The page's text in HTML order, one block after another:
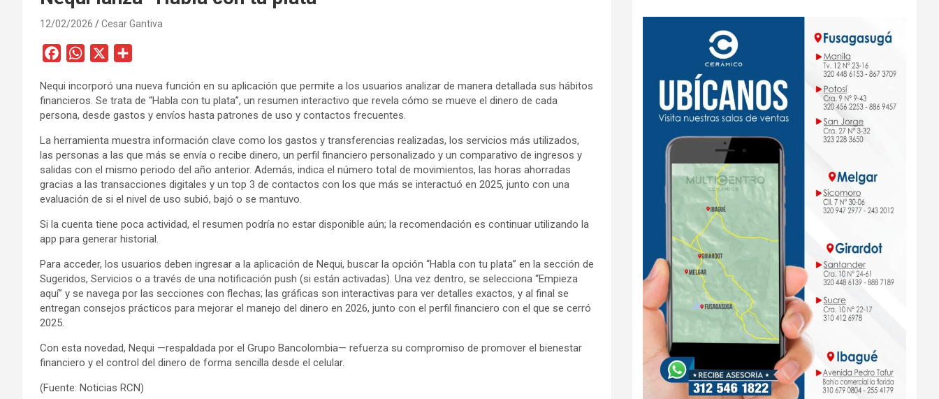
12/02/2026 Cesar Gantiva
c
e
o
o
k
W
a
t
A
p
p
m
p
r
t
i
r
Nequi incorporó una nueva función en su aplicación que permite a los usuarios analizar de manera detallada sus hábitos
financieros. Se trata de “Habla con tu plata”, un resumen interactivo que revela cómo se mueve el dinero de cada
persona, desde gastos y envíos hasta patrones de uso y contactos frecuentes.
La herramienta muestra información clave como los gastos y transferencias realizadas, los servicios más utilizados,
las personas a las que más se envía o recibe dinero, un perfil financiero personalizado y un comparativo de ingresos y
salidas con el mismo periodo del año anterior. Además, indica el número total de movimientos, las horas ahorradas
gracias a las transacciones digitales y un top 3 de contactos con los que más se interactuó en 2025, junto con una
evaluación de si el nivel de uso subió, bajó o se mantuvo.
Si la cuenta tiene poca actividad, el resumen podría no estar disponible aún; la recomendación es continuar utilizando la
app para generar historial.
Para acceder, los usuarios deben ingresar a la aplicación de Nequi, buscar la opción “Habla con tu plata” en la sección de
Sugeridos, Servicios o a través de una notificación push (si están activadas). Una vez dentro, se selecciona “Empieza
aquí” y se navega por las secciones con flechas; las gráficas son interactivas para ver detalles exactos, y al final se
entregan consejos prácticos para mejorar el manejo del dinero en 2026, junto con el perfil financiero con el que se cerró
2025.
Con esta novedad, Nequi —respaldada por el Grupo Bancolombia— refuerza su compromiso de promover el bienestar
financiero y el control del dinero de forma sencilla desde el celular.
(Fuente: Noticias RCN)